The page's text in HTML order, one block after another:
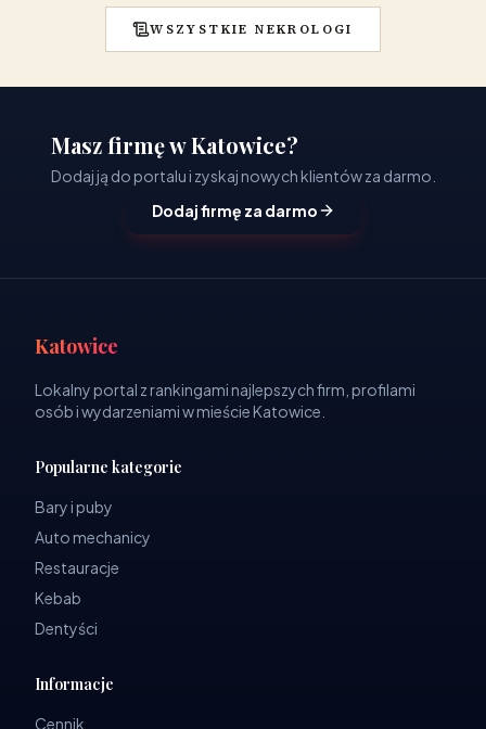
WSZYSTKIE NEKROLOGI
Masz firmę w Katowice?
Dodaj ją do portalu i zyskaj nowych klientów za darmo.
Dodaj firmę za darmo
Katowice
Lokalny portal z rankingami najlepszych firm, profilami
osób i wydarzeniami w mieście Katowice.
Popularne kategorie
Bary i puby
Auto mechanicy
Restauracje
Kebab
Dentyści
Informacje
Cennik